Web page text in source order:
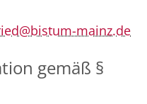
mainz.de
gemäß §